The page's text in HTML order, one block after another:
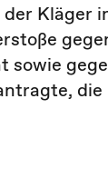
Kläger
sowie
die